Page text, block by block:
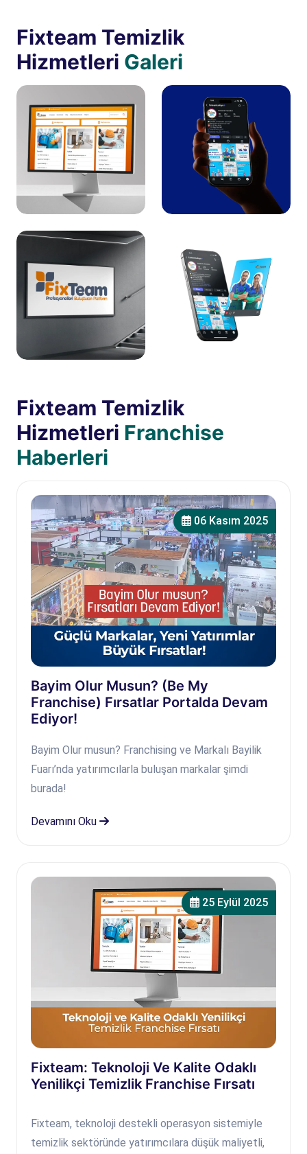
Fixteam Temizlik
Hizmetleri Galeri
Fixteam Temizlik
Hizmetleri Franchise
Haberleri
06 Kasım 2025
Bayim Olur Musun? (Be My
Franchise) Fırsatlar Portalda Devam
Ediyor!
Bayim Olur musun? Franchising ve Markalı Bayilik
Fuarı’nda yatırımcılarla buluşan markalar şimdi
burada!
Devamını Oku
25 Eylül 2025
Fixteam: Teknoloji Ve Kalite Odaklı
Yenilikçi Temizlik Franchise Fırsatı
Fixteam, teknoloji destekli operasyon sistemiyle
temizlik sektöründe yatırımcılara düşük maliyetli,